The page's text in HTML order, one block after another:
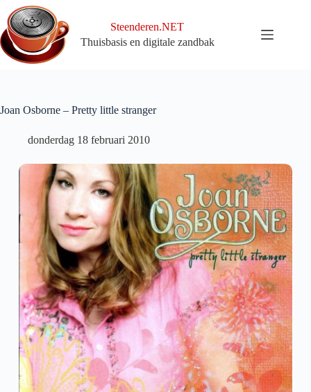
naar
de
inhoud
Steenderen.NET
Thuisbasis en digitale zandbak
Joan Osborne – Pretty little stranger
donderdag 18 februari 2010